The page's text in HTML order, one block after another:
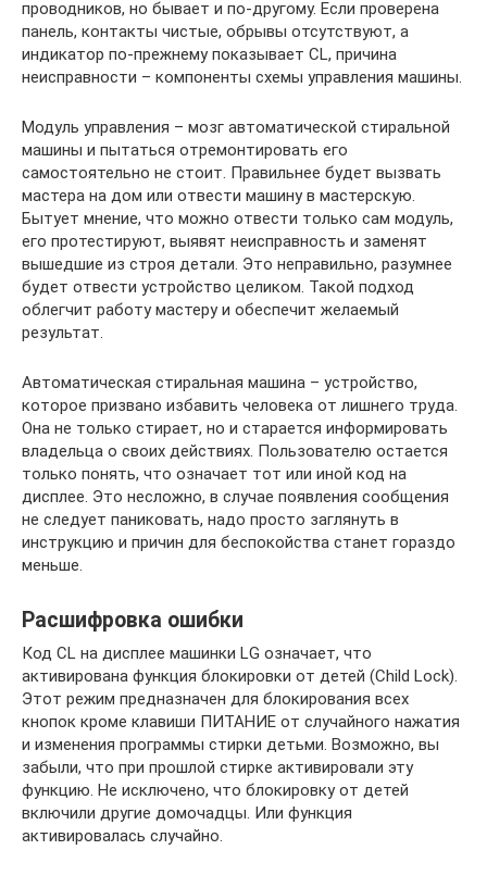
проводников, но бывает и по-другому. Если проверена
панель, контакты чистые, обрывы отсутствуют, а
индикатор по-прежнему показывает CL, причина
неисправности – компоненты схемы управления машины.
Модуль управления – мозг автоматической стиральной
машины и пытаться отремонтировать его
самостоятельно не стоит. Правильнее будет вызвать
мастера на дом или отвести машину в мастерскую.
Бытует мнение, что можно отвести только сам модуль,
его протестируют, выявят неисправность и заменят
вышедшие из строя детали. Это неправильно, разумнее
будет отвести устройство целиком. Такой подход
облегчит работу мастеру и обеспечит желаемый
результат.
Автоматическая стиральная машина – устройство,
которое призвано избавить человека от лишнего труда.
Она не только стирает, но и старается информировать
владельца о своих действиях. Пользователю остается
только понять, что означает тот или иной код на
дисплее. Это несложно, в случае появления сообщения
не следует паниковать, надо просто заглянуть в
инструкцию и причин для беспокойства станет гораздо
меньше.
Расшифровка ошибки
Код CL на дисплее машинки LG означает, что
активирована функция блокировки от детей (Child Lock).
Этот режим предназначен для блокирования всех
кнопок кроме клавиши ПИТАНИЕ от случайного нажатия
и изменения программы стирки детьми. Возможно, вы
забыли, что при прошлой стирке активировали эту
функцию. Не исключено, что блокировку от детей
включили другие домочадцы. Или функция
активировалась случайно.